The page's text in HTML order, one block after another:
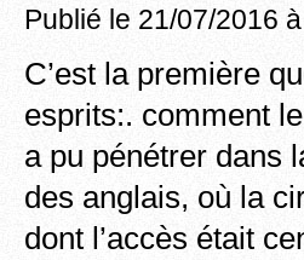
Publié le 21/07/2016
C’est la première
esprits:. comment
a pu pénétrer dans
des anglais, où la
dont l’accès était